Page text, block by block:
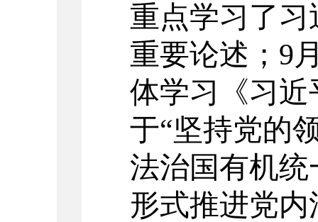
重点学习了
重要论述；9
体学习《习
于“坚持党的
法治国有机统
形式推进党内